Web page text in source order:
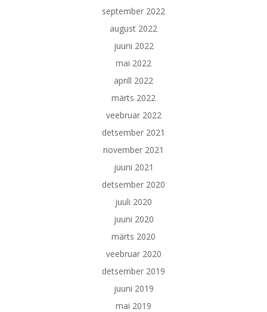
september 2022
august 2022
juuni 2022
mai 2022
aprill 2022
märts 2022
veebruar 2022
detsember 2021
november 2021
juuni 2021
detsember 2020
juuli 2020
juuni 2020
märts 2020
veebruar 2020
detsember 2019
juuni 2019
mai 2019